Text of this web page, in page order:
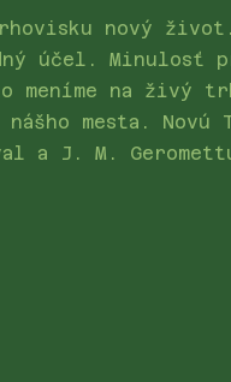
nový život.
účel. Minulosť
meníme na živý
nášho mesta.
a J. M.